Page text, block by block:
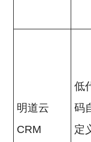
明道云
CRM
低
码
定